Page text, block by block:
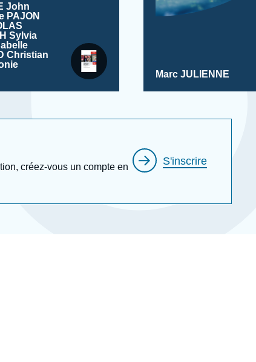
John
PAJON
Sylvia
Christian
Marc JULIENNE
créez-vous un compte en
S'inscrire